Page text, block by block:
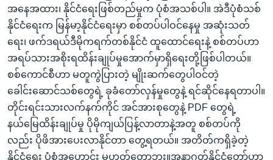
အနေအထား၊ နိုင်ငံရေးဖြစ်တည်မှုက ပုံစံအသစ်ပါ။ အဲဒီပုံစံသစ်
နိုင်ငံရေးက မြန်မာ့နိုင်ငံရေးမှာ စစ်တပ်ပါဝင်နေမှု အဆုံးသတ်
ရေး၊ ဖက်ဒရယ်ဒီမိုကရက်တစ်နိုင်ငံ ထူထောင်ရေးနဲ့ စစ်တပ်ဟာ
အရပ်သားအစိုးရထိန်းချုပ်မှုအောက်မှာရှိရေးတို့ဖြစ်ပါတယ်။
စစ်ကောင်စီဟာ မတူကွဲပြားတဲ့ မျိုးဆက်တွေပါဝင်တဲ့
ခေါင်းဆောင်သစ်တွေရဲ့ ခုခံတော်လှန်မှုတွေနဲ့ ရင်ဆိုင်နေရတာပါ။
တိုင်းရင်းသားလက်နက်ကိုင် အင်အားစုတွေနဲ့ PDF တွေရဲ့
နယ်မြေထိန်းချုပ်မှု ပိုမိုကျယ်ပြန့်လာတာနဲ့အတူ စစ်တပ်ကို
လည်း ပိုဖိအားပေးလာနိုင်တာ တွေ့ရတယ်။ အတိတ်ကရှိခဲ့တဲ့
နိုင်ငံရေး ပုံစံအဟောင်း မဟုတ်တော့ဘူး။အနာဂတ်နိုင်ငံတော်ဟာ